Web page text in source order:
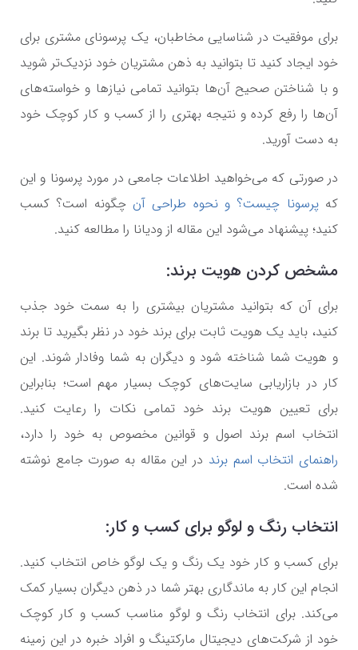
برای موفقیت در شناسایی مخاطبان، یک پرسونای مشتری برای
خود ایجاد کنید تا بتوانید به ذهن مشتریان خود نزدیک‌تر شوید
و با شناختن صحیح آن‌ها بتوانید تمامی نیازها و خواسته‌های
آن‌ها را رفع کرده و نتیجه بهتری را از کسب و کار کوچک خود
به دست آورید.
در صورتی که می‌خواهید اطلاعات جامعی در مورد پرسونا و این
کهپرسونا چیست؟ و نحوه طراحی آن چگونه است؟ کسب
کنید؛ پیشنهاد می‌شود این مقاله از ودیانا را مطالعه کنید.
مشخص کردن هویت برند:
برای آن که بتوانید مشتریان بیشتری را به سمت خود جذب
کنید، باید یک هویت ثابت برای برند خود در نظر بگیرید تا برند
و هویت شما شناخته شود و دیگران به شما وفادار شوند. این
کار در بازاریابی سایت‌های کوچک بسیار مهم است؛ بنابراین
برای تعیین هویت برند خود تمامی نکات را رعایت کنید.
انتخاب اسم برند اصول و قوانین مخصوص به خود را دارد،
راهنمای انتخاب اسم برند در این مقاله به صورت جامع نوشته
شده است.
انتخاب رنگ و لوگو برای کسب و کار:
برای کسب و کار خود یک رنگ و یک لوگو خاص انتخاب کنید.
انجام این کار به ماندگاری بهتر شما در ذهن دیگران بسیار کمک
می‌کند. برای انتخاب رنگ و لوگو مناسب کسب و کار کوچک
خود از شرکت‌های دیجیتال مارکتینگ و افراد خبره در این زمینه